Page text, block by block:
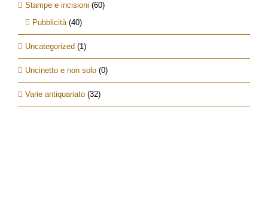
Stampe e incisioni (60)
Pubblicità (40)
Uncategorized (1)
Uncinetto e non solo (0)
Varie antiquariato (32)